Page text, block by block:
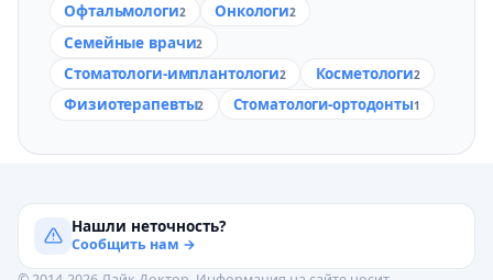
Офтальмологи2 Онкологи2
Семейные врачи2
Стоматологи-имплантологи2 Косметологи2
Физиотерапевты2 Стоматологи-ортодонты1
Нашли неточность?
Сообщить нам →